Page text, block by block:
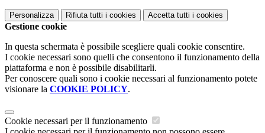
Personalizza Rifiuta tutti i cookies Accetta tutti i cookies
Gestione cookie
In questa schermata è possibile scegliere quali cookie consentire.
I cookie necessari sono quelli che consentono il funzionamento della
piattaforma e non è possibile disabilitarli.
Per conoscere quali sono i cookie necessari al funzionamento potete
visionare la COOKIE POLICY.
Cookie necessari per il funzionamento